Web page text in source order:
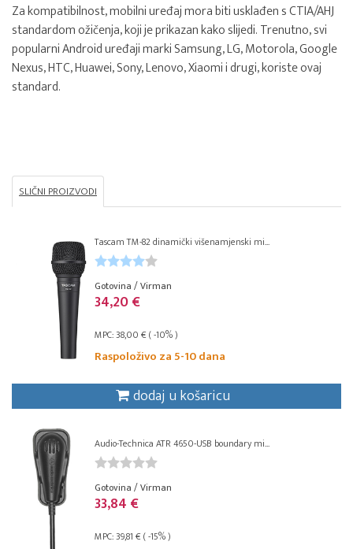
Za kompatibilnost, mobilni uređaj mora biti usklađen s CTIA/AHJ
standardom ožičenja, koji je prikazan kako slijedi. Trenutno, svi
popularni Android uređaji marki Samsung, LG, Motorola, Google
Nexus, HTC, Huawei, Sony, Lenovo, Xiaomi i drugi, koriste ovaj
standard.
SLIČNI PROIZVODI
Tascam TM-82 dinamički višenamjenski mi...
Gotovina / Virman
34,20 €
MPC: 38,00 € ( -10% )
Raspoloživo za 5-10 dana
dodaj u košaricu
Audio-Technica ATR 4650-USB boundary mi...
Gotovina / Virman
33,84 €
MPC: 39,81 € ( -15% )